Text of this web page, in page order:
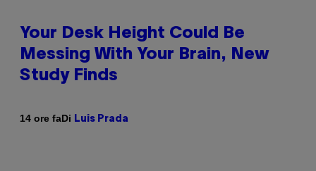
Your Desk Height Could Be
Messing With Your Brain, New
Study Finds
14 ore faDi Luis Prada